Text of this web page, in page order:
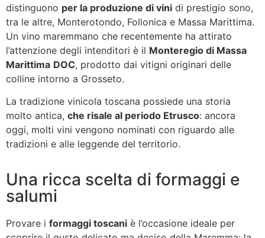
distinguono per la produzione di vini di prestigio sono,
tra le altre, Monterotondo, Follonica e Massa Marittima.
Un vino maremmano che recentemente ha attirato
l’attenzione degli intenditori è il Monteregio di Massa
Marittima DOC, prodotto dai vitigni originari delle
colline intorno a Grosseto.
La tradizione vinicola toscana possiede una storia
molto antica, che risale al periodo Etrusco: ancora
oggi, molti vini vengono nominati con riguardo alle
tradizioni e alle leggende del territorio.
Una ricca scelta di formaggi e
salumi
Provare i formaggi toscani è l’occasione ideale per